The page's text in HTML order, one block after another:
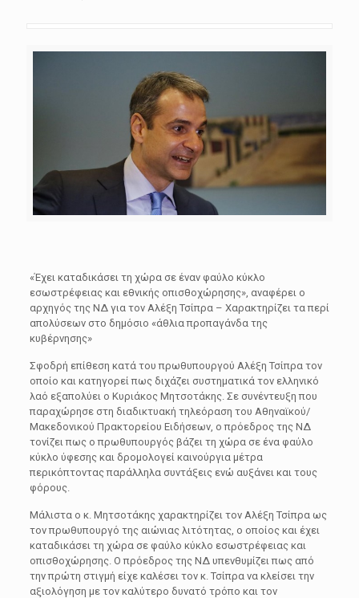
«Έχει καταδικάσει τη χώρα σε έναν φαύλο κύκλο
εσωστρέφειας και εθνικής οπισθοχώρησης», αναφέρει ο
αρχηγός της ΝΔ για τον Αλέξη Τσίπρα – Χαρακτηρίζει τα περί
απολύσεων στο δημόσιο «άθλια προπαγάνδα της
κυβέρνησης»
Σφοδρή επίθεση κατά του πρωθυπουργού Αλέξη Τσίπρα τον
οποίο και κατηγορεί πως διχάζει συστηματικά τον ελληνικό
λαό εξαπολύει ο Κυριάκος Μητσοτάκης. Σε συνέντευξη που
παραχώρησε στη διαδικτυακή τηλεόραση του Αθηναϊκού/
Μακεδονικού Πρακτορείου Ειδήσεων, ο πρόεδρος της ΝΔ
τονίζει πως ο πρωθυπουργός βάζει τη χώρα σε ένα φαύλο
κύκλο ύφεσης και δρομολογεί καινούργια μέτρα
περικόπτοντας παράλληλα συντάξεις ενώ αυξάνει και τους
φόρους.
Μάλιστα ο κ. Μητσοτάκης χαρακτηρίζει τον Αλέξη Τσίπρα ως
τον πρωθυπουργό της αιώνιας λιτότητας, ο οποίος και έχει
καταδικάσει τη χώρα σε φαύλο κύκλο εσωστρέφειας και
οπισθοχώρησης. Ο πρόεδρος της ΝΔ υπενθυμίζει πως από
την πρώτη στιγμή είχε καλέσει τον κ. Τσίπρα να κλείσει την
αξιολόγηση με τον καλύτερο δυνατό τρόπο και τον